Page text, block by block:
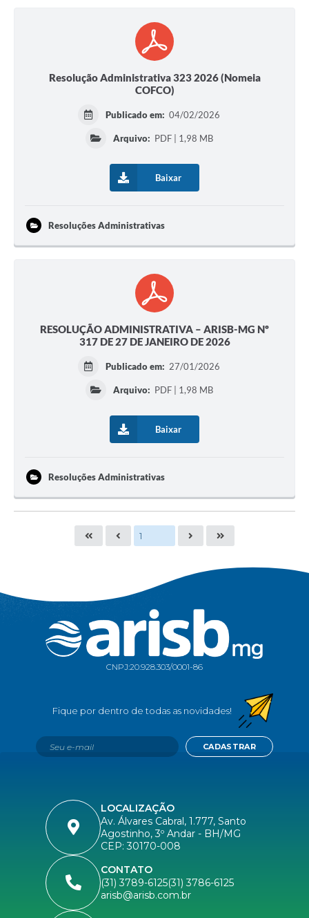
Resolução Administrativa 323 2026 (Nomeia
COFCO)
Publicado em: 04/02/2026
Arquivo: PDF | 1,98 MB
Baixar
Resoluções Administrativas
RESOLUÇÃO ADMINISTRATIVA – ARISB-MG Nº
317 DE 27 DE JANEIRO DE 2026
Publicado em: 27/01/2026
Arquivo: PDF | 1,98 MB
Baixar
Resoluções Administrativas
CNPJ:20.928.303/0001-86
LOCALIZAÇÃO
Av. Álvares Cabral, 1.777, Santo
Agostinho, 3º Andar - BH/MG
CEP: 30170-008
CONTATO
(31) 3789-6125(31) 3786-6125
arisb@arisb.com.br
CADASTRAR